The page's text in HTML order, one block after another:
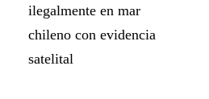
ilegalmente en mar
chileno con evidencia
satelital